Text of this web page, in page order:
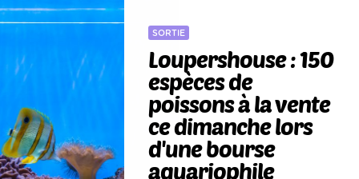
SORTIE
Loupershouse : 150
espèces de
poissons à la vente
ce dimanche lors
d'une bourse
aquariophile